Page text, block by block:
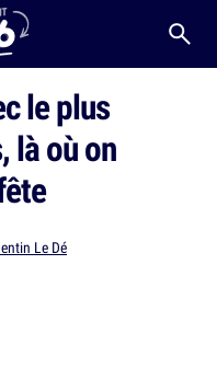
le plus
là où on
Le Dé